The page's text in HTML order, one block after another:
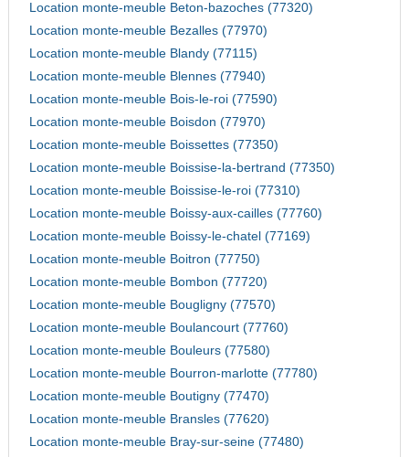
Location monte-meuble Beton-bazoches (77320)
Location monte-meuble Bezalles (77970)
Location monte-meuble Blandy (77115)
Location monte-meuble Blennes (77940)
Location monte-meuble Bois-le-roi (77590)
Location monte-meuble Boisdon (77970)
Location monte-meuble Boissettes (77350)
Location monte-meuble Boissise-la-bertrand (77350)
Location monte-meuble Boissise-le-roi (77310)
Location monte-meuble Boissy-aux-cailles (77760)
Location monte-meuble Boissy-le-chatel (77169)
Location monte-meuble Boitron (77750)
Location monte-meuble Bombon (77720)
Location monte-meuble Bougligny (77570)
Location monte-meuble Boulancourt (77760)
Location monte-meuble Bouleurs (77580)
Location monte-meuble Bourron-marlotte (77780)
Location monte-meuble Boutigny (77470)
Location monte-meuble Bransles (77620)
Location monte-meuble Bray-sur-seine (77480)